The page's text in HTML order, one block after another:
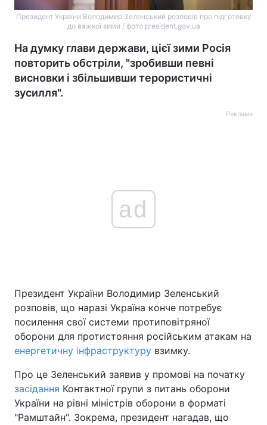
Президент України Володимир Зеленський розповів про підготовку
до важкої зими / фото president.gov.ua
На думку глави держави, цієї зими Росія
повторить обстріли, "зробивши певні
висновки і збільшивши терористичні
зусилля".
Реклама
ad
Президент України Володимир Зеленський
розповів, що наразі Україна конче потребує
посилення свої системи протиповітряної
оборони для протистояння російським атакам на
енергетичну інфраструктуру взимку.
Про це Зеленський заявив у промові на початку
засідання Контактної групи з питань оборони
України на рівні міністрів оборони в форматі
"Рамштайн". Зокрема, президент нагадав, що